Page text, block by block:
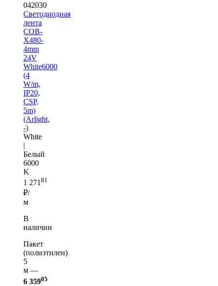
042030
Светодиодная
лента
COB-
X480-
4mm
24V
White6000
(4
W/m,
IP20,
CSP,
5m)
(Arlight,
-)
White
|
Белый
6000
K
1 271 81
₽/
м
В
наличии
Пакет
(полиэтилен)
5
м —
6 35905